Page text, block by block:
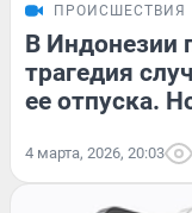
ПРОИСШЕСТВИЯ
В Индонезии
трагедия
ее отпуска.
4 марта, 2026, 20:03